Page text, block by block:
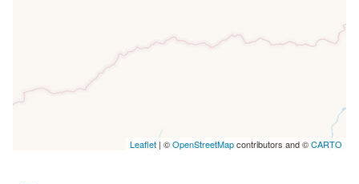
Leaflet| ©OpenStreetMapcontributors and ©CARTO